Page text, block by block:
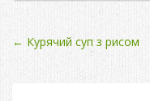
Post
navigation
← Курячий суп з рисом